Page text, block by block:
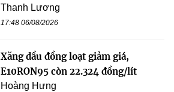
Thanh Lương
17:48 06/08/2026
Xăng dầu đồng loạt giảm giá,
E10RON95 còn 22.324 đồng/lít
Hoàng Hưng